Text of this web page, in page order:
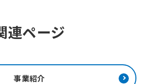
連ページ
事業紹介